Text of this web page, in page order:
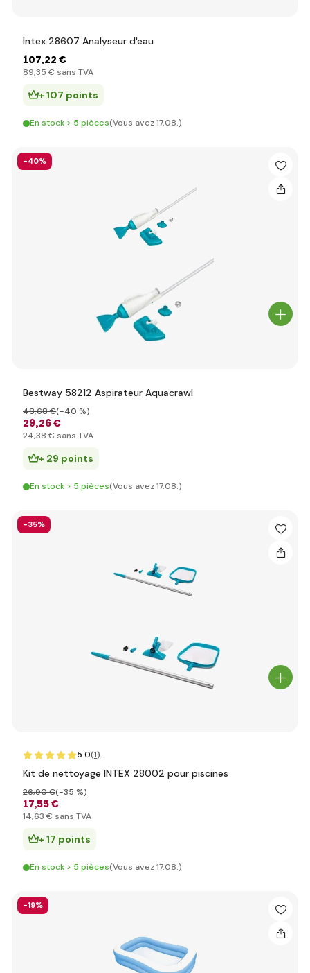
Intex 28607 Analyseur d'eau
107,22 €
89,35 € sans TVA
+ 107 points
En stock > 5 pièces(Vous avez 17.08.)
-40%
Bestway 58212 Aspirateur Aquacrawl
29,26 €
48,68 €(-40 %)
24,38 € sans TVA
+ 29 points
En stock > 5 pièces(Vous avez 17.08.)
-35%
5.0(1)
Kit de nettoyage INTEX 28002 pour piscines
17,55 €
26,90 €(-35 %)
14,63 € sans TVA
+ 17 points
En stock > 5 pièces(Vous avez 17.08.)
-19%